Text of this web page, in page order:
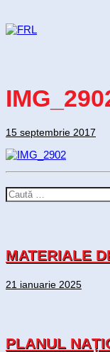
15 septembrie 2017
MATERIALE
21 ianuarie 2025
PLANUL